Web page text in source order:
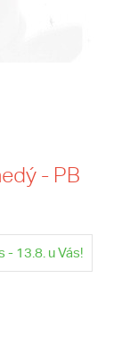
- PB
13.8. u Vás!